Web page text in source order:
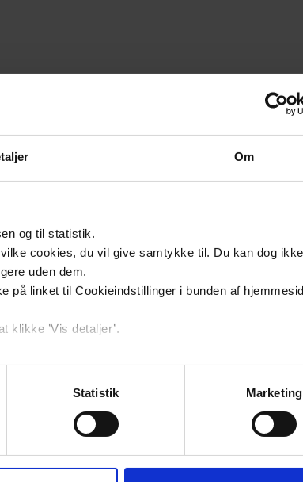
Om
og til statistik.
cookies, du vil give samtykke til. Du kan dog ikke
uden dem.
linket til Cookieindstillinger i bunden af
klikke ’Vis detaljer’.
Statistik Marketing